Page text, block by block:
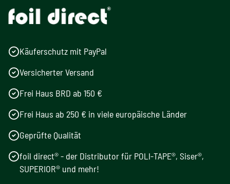
Käuferschutz mit PayPal
Versicherter Versand
Frei Haus BRD ab 150 €
Frei Haus ab 250 € in viele europäische Länder
Geprüfte Qualität
foil direct® - der Distributor für POLI-TAPE®, Siser®,
SUPERIOR® und mehr!